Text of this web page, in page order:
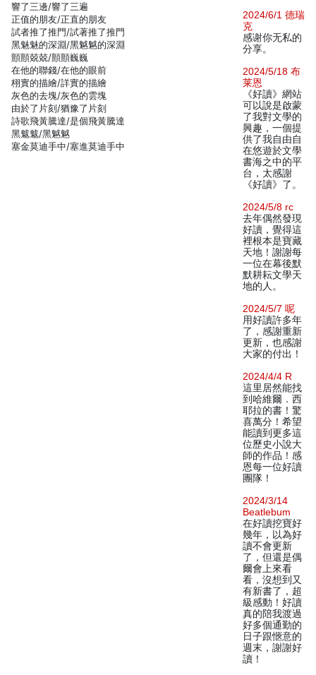
響了三邊/響了三遍
正值的朋友/正直的朋友
試者推了推門/試著推了推門
黑魅魅的深淵/黑魆魆的深淵
顫顫兢兢/顫顫巍巍
在他的聯錢/在他的眼前
栩實的描繪/詳實的描繪
灰色的去塊/灰色的雲塊
由於了片刻/猶豫了片刻
詩歌飛黃騰達/是個飛黃騰達
黑魃魃/黑魆魆
塞金莫迪手中/塞進莫迪手中
2024/6/1 德瑞
克
感谢你无私的
分享。
2024/5/18 布
莱恩
《好讀》網站
可以說是啟蒙
了我對文學的
興趣，一個提
供了我自由自
在悠遊於文學
書海之中的平
台，太感謝
《好讀》了。
2024/5/8 rc
去年偶然發現
好讀，覺得這
裡根本是寶藏
天地！謝謝每
一位在幕後默
默耕耘文學天
地的人。
2024/5/7 呢
用好讀許多年
了，感謝重新
更新，也感謝
大家的付出！
2024/4/4 R
這里居然能找
到哈維爾．西
耶拉的書！驚
喜萬分！希望
能讀到更多這
位歷史小說大
師的作品！感
恩每一位好讀
團隊！
2024/3/14
Beatlebum
在好讀挖寶好
幾年，以為好
讀不會更新
了，但還是偶
爾會上來看
看，沒想到又
有新書了，超
級感動！好讀
真的陪我渡過
好多個通勤的
日子跟愜意的
週末，謝謝好
讀！